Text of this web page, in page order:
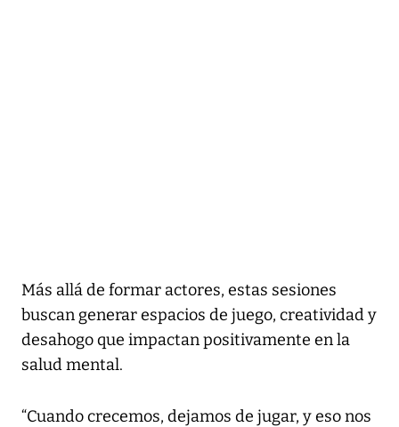
Más allá de formar actores, estas sesiones
buscan generar espacios de juego, creatividad y
desahogo que impactan positivamente en la
salud mental.
“Cuando crecemos, dejamos de jugar, y eso nos